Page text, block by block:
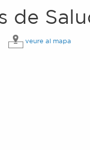
de
veure al mapa